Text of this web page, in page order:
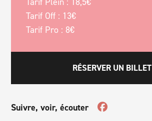
Tarif Off : 13€
Tarif Pro : 8€
RÉSERVER UN BILLET
Suivre, voir, écouter